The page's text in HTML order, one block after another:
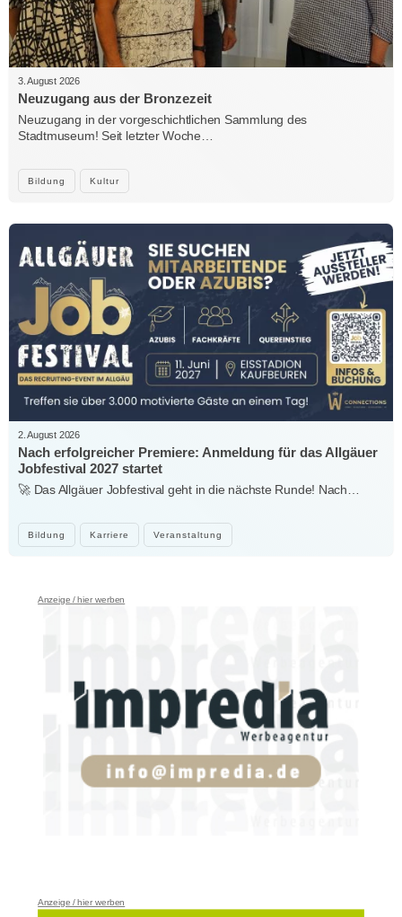
Bildung Kultur
3. August 2026
Neuzugang aus der Bronzezeit
Neuzugang in der vorgeschichtlichen Sammlung des
Stadtmuseum! Seit letzter Woche…
Bildung Karriere Veranstaltung
2. August 2026
Nach erfolgreicher Premiere: Anmeldung für das Allgäuer
Jobfestival 2027 startet
🚀 Das Allgäuer Jobfestival geht in die nächste Runde! Nach…
Anzeige / hier werben
Anzeige / hier werben